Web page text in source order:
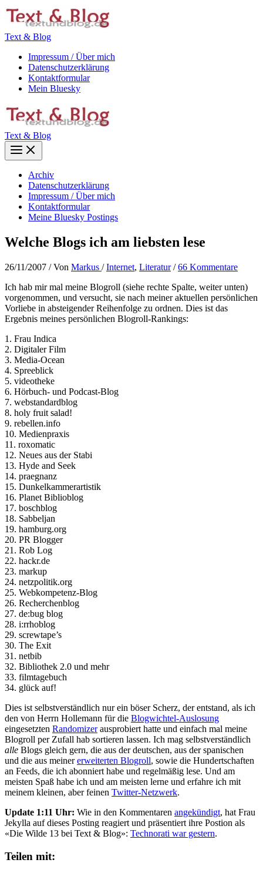
Zum
Inhalt
Text & Blog
Impressum / Über mich
Datenschutzerklärung
Kontaktformular
Mein Bluesky
Text & Blog
Main
Menu
Archiv
Datenschutzerklärung
Impressum / Über mich
Kontaktformular
Meine Bluesky Postings
Welche Blogs ich am liebsten lese
26/11/2007 / Von Markus /Internet, Literatur/66 Kommentare
Ich hab mir mal meine Blogroll (siehe rechte Spalte, weiter unten)
vorgenommen, und versucht, sie nach meiner aktuellen persönlichen
Vorliebe in absteigender Reihenfolge zu ordnen. Dies ist das
Ergebnis meines persönlichen Blogroll-Rankings:
1. Frau Indica
2. Digitaler Film
3. Media-Ocean
4. Spreeblick
5. videotheke
6. Hörbuch- und Podcast-Blog
7. webstandardblog
8. holy fruit salad!
9. rebellen.info
10. Medienpraxis
11. roxomatic
12. Neues aus der Stabi
13. Hyde and Seek
14. praegnanz
15. Dunkelkammerartistik
16. Planet Biblioblog
17. boschblog
18. Sabbeljan
19. hamburg.org
20. PR Blogger
21. Rob Log
22. hackr.de
23. markup
24. netzpolitik.org
25. Webkompetenz-Blog
26. Recherchenblog
27. de:bug blog
28. i:rrhoblog
29. screwtape’s
30. The Exit
31. netbib
32. Bibliothek 2.0 und mehr
33. filmtagebuch
34. glück auf!
Dies ist selbstverständlich nur ein böser Scherz, der entstand, als ich
den von Herrn Hollemann für die Blogwichtel-Auslosung
eingesetzten Randomizerausprobiert hatte und einfach mal meine
Blogroll per Zufall hab sortieren lassen. Ich mag selbstverständlich
alle Blogs gleich gern, die aus der deutschen, aus der spanischen
und die aus meinererweiterten Blogroll, sowie die Hundertschaften
an Feeds, die ich abonniert habe und regelmäßig lese. Und am
meisten Spaß habe ich und am meisten lerne und erfahre ich mit
meinem kleinen, aber feinen Twitter-Netzwerk.
Update 1:11 Uhr: Wie in den Kommentaren angekündigt, hat Frau
Jekylla auf dieses Posting reagiert und präsentiert ihre Postion als
«Die Wilde 13 bei Text & Blog»: Technorati war gestern.
Teilen mit: